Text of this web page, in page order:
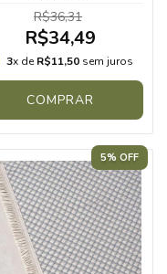
R$36,31
R$34,49
3x de R$11,50sem juros
COMPRAR
5% OFF